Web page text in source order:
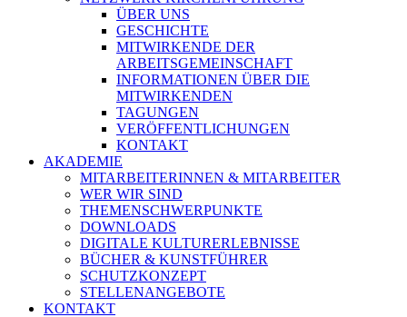
ÜBER UNS
GESCHICHTE
MITWIRKENDE DER
ARBEITSGEMEINSCHAFT
INFORMATIONEN ÜBER DIE
MITWIRKENDEN
TAGUNGEN
VERÖFFENTLICHUNGEN
KONTAKT
AKADEMIE
MITARBEITERINNEN & MITARBEITER
WER WIR SIND
THEMENSCHWERPUNKTE
DOWNLOADS
DIGITALE KULTURERLEBNISSE
BÜCHER & KUNSTFÜHRER
SCHUTZKONZEPT
STELLENANGEBOTE
KONTAKT